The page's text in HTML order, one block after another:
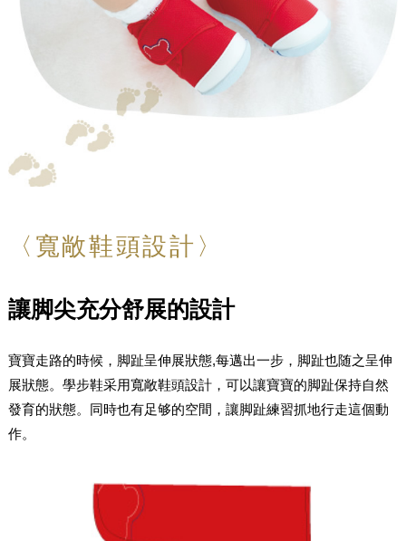
〈寬敞鞋頭設計〉
讓脚尖充分舒展的設計
寶寶走路的時候，脚趾呈伸展狀態,每邁出一步，脚趾也随之呈伸
展狀態。學步鞋采用寬敞鞋頭設計，可以讓寶寶的脚趾保持自然
發育的狀態。同時也有足够的空間，讓脚趾練習抓地行走這個動
作。